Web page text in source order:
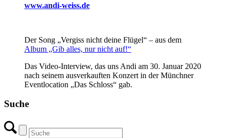
www.andi-weiss.de
Der Song „Vergiss nicht deine Flügel“ – aus dem
Album „Gib alles, nur nicht auf!“
Das Video-Interview, das uns Andi am 30. Januar 2020
nach seinem ausverkauften Konzert in der Münchner
Eventlocation „Das Schloss“ gab.
Suche